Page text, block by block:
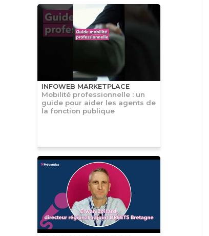
INFOWEB MARKETPLACE
Mobilité professionnelle : un
guide pour aider les agents de
la fonction publique